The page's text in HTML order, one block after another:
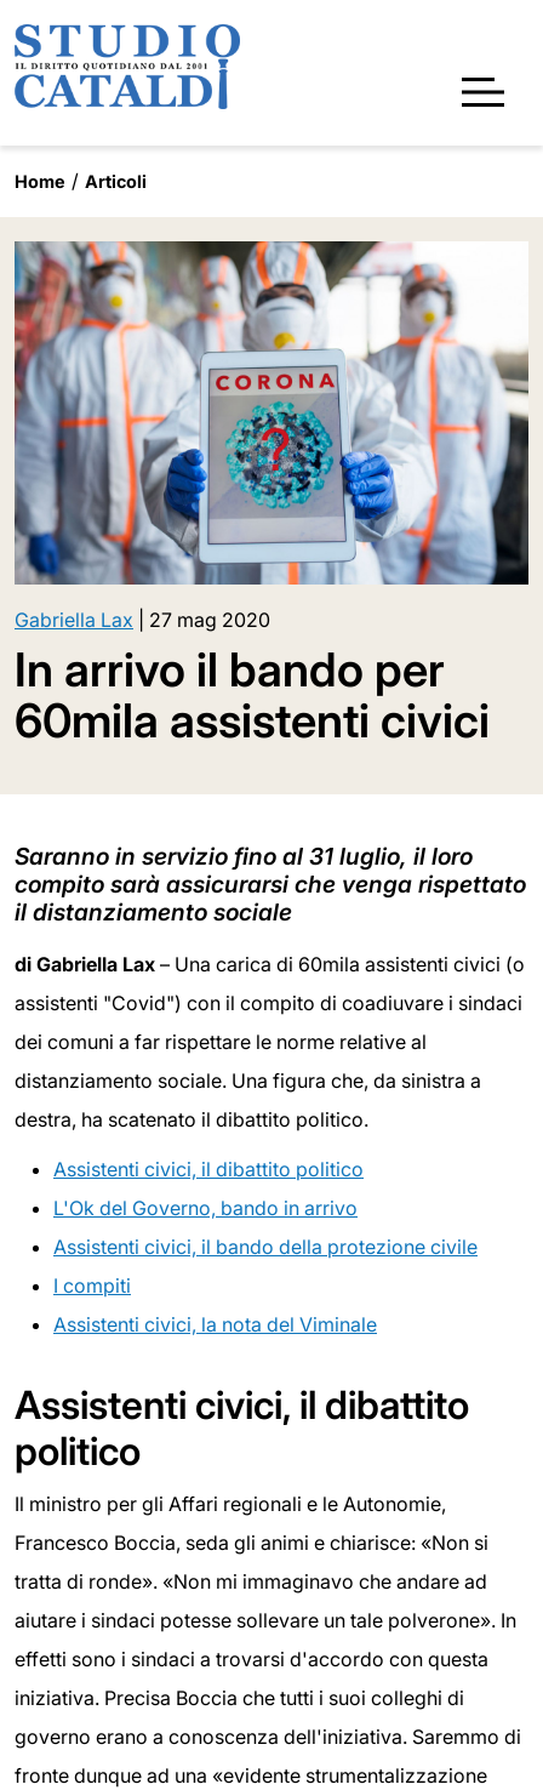
Home Articoli
Gabriella Lax 27 mag 2020
In arrivo il bando per
60mila assistenti civici
Saranno in servizio fino al 31 luglio, il loro
compito sarà assicurarsi che venga rispettato
il distanziamento sociale
di Gabriella Lax – Una carica di 60mila assistenti civici (o
assistenti "Covid") con il compito di coadiuvare i sindaci
dei comuni a far rispettare le norme relative al
distanziamento sociale. Una figura che, da sinistra a
destra, ha scatenato il dibattito politico.
Assistenti civici, il dibattito politico
L'Ok del Governo, bando in arrivo
Assistenti civici, il bando della protezione civile
I compiti
Assistenti civici, la nota del Viminale
Assistenti civici, il dibattito
politico
Il ministro per gli Affari regionali e le Autonomie,
Francesco Boccia, seda gli animi e chiarisce: «Non si
tratta di ronde». «Non mi immaginavo che andare ad
aiutare i sindaci potesse sollevare un tale polverone». In
effetti sono i sindaci a trovarsi d'accordo con questa
iniziativa. Precisa Boccia che tutti i suoi colleghi di
governo erano a conoscenza dell'iniziativa. Saremmo di
fronte dunque ad una «evidente strumentalizzazione